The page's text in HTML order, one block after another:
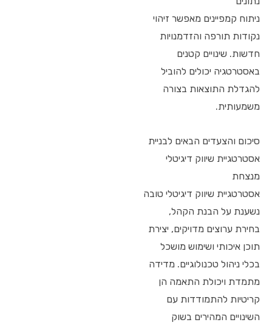
ניתוח קמפיינים מאפשר זיהוי
נקודות תורפה והזדמנויות
חדשות. שינויים קטנים
באסטרטגיה יכולים להוביל
להגדלת התוצאות בצורה
משמעותית.
סיכום והצעדים הבאים לבניית
אסטרטגיית שיווק דיגיטלי
מנצחת
אסטרטגיית שיווק דיגיטלי טובה
נשענת על הבנת הקהל,
בחירת ערוצים מדויקים, יצירת
תוכן איכותי ושימוש מושכל
בכלי ניהול טכנולוגיים. מדידה
מתמדת ויכולת התאמה הן
קריטיות להתמודדות עם
השינויים המהירים בשוק